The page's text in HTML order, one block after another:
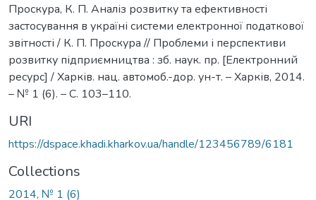
Проскура, К. П. Аналіз розвитку та ефективності
застосування в україні системи електронної податкової
звітності / К. П. Проскура // Проблеми і перспективи
розвитку підприємництва : зб. наук. пр. [Електронний
ресурс] / Харків. нац. автомоб.-дор. ун-т. – Харків, 2014.
– № 1 (6). – С. 103–110.
URI
https://dspace.khadi.kharkov.ua/handle/123456789/6181
Collections
2014, № 1 (6)